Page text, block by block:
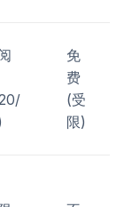
免
费
(受
限)